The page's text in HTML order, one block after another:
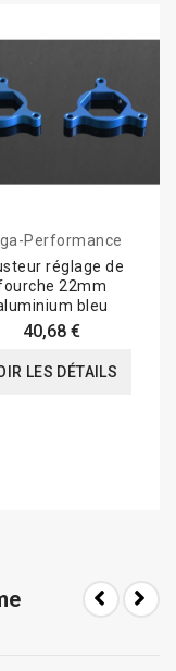
Performance
réglage de
22mm
bleu
40,68 €
LES DÉTAILS